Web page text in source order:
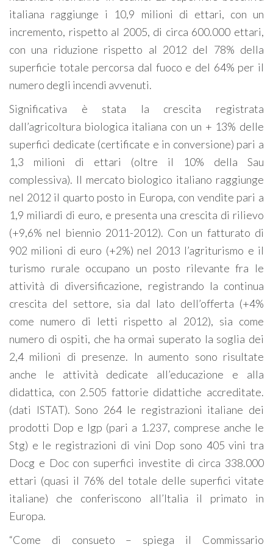
italiana raggiunge i 10,9 milioni di ettari, con un
incremento, rispetto al 2005, di circa 600.000 ettari,
con una riduzione rispetto al 2012 del 78% della
superficie totale percorsa dal fuoco e del 64% per il
numero degli incendi avvenuti.
Significativa è stata la crescita registrata
dall’agricoltura biologica italiana con un + 13% delle
superfici dedicate (certificate e in conversione) pari a
1,3 milioni di ettari (oltre il 10% della Sau
complessiva). Il mercato biologico italiano raggiunge
nel 2012 il quarto posto in Europa, con vendite pari a
1,9 miliardi di euro, e presenta una crescita di rilievo
(+9,6% nel biennio 2011-2012). Con un fatturato di
902 milioni di euro (+2%) nel 2013 l’agriturismo e il
turismo rurale occupano un posto rilevante fra le
attività di diversificazione, registrando la continua
crescita del settore, sia dal lato dell’offerta (+4%
come numero di letti rispetto al 2012), sia come
numero di ospiti, che ha ormai superato la soglia dei
2,4 milioni di presenze. In aumento sono risultate
anche le attività dedicate all’educazione e alla
didattica, con 2.505 fattorie didattiche accreditate.
(dati ISTAT). Sono 264 le registrazioni italiane dei
prodotti Dop e Igp (pari a 1.237, comprese anche le
Stg) e le registrazioni di vini Dop sono 405 vini tra
Docg e Doc con superfici investite di circa 338.000
ettari (quasi il 76% del totale delle superfici vitate
italiane) che conferiscono all’Italia il primato in
Europa.
“Come di consueto – spiega il Commissario